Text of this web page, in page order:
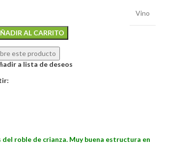
Vino
AL CARRITO
este producto
a lista de deseos
roble de crianza. Muy buena estructura en